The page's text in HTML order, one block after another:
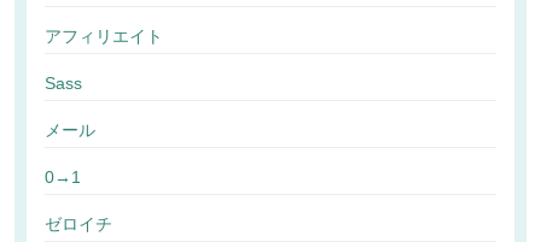
アフィリエイト
Sass
メール
0→1
ゼロイチ